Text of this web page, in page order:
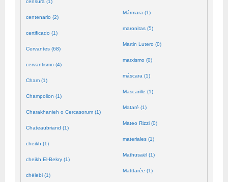
censura (1)
centenario (2)
certificado (1)
Cervantes (68)
cervantismo (4)
Cham (1)
Champolion (1)
Charakhanieh o Cercasorum (1)
Chateaubriand (1)
cheikh (1)
cheikh El-Bekry (1)
chélebi (1)
Mármara (1)
maronitas (5)
Martin Lutero (0)
marxismo (0)
máscara (1)
Mascarille (1)
Mataré (1)
Mateo Rizzi (0)
materiales (1)
Mathusaël (1)
Matttarée (1)